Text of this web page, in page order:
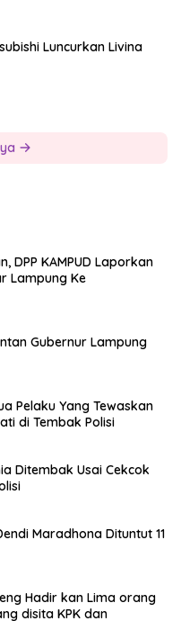
Luncurkan Livina
DPP KAMPUD Laporkan
Lampung Ke
Gubernur Lampung
Pelaku Yang Tewaskan
di Tembak Polisi
Ditembak Usai Cekcok
Maradhona Dituntut 11
Hadir kan Lima orang
disita KPK dan